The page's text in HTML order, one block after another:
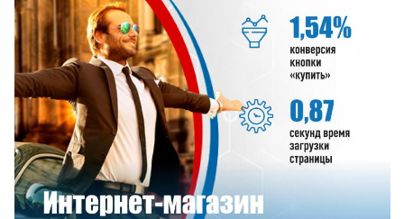
Смотреть проект